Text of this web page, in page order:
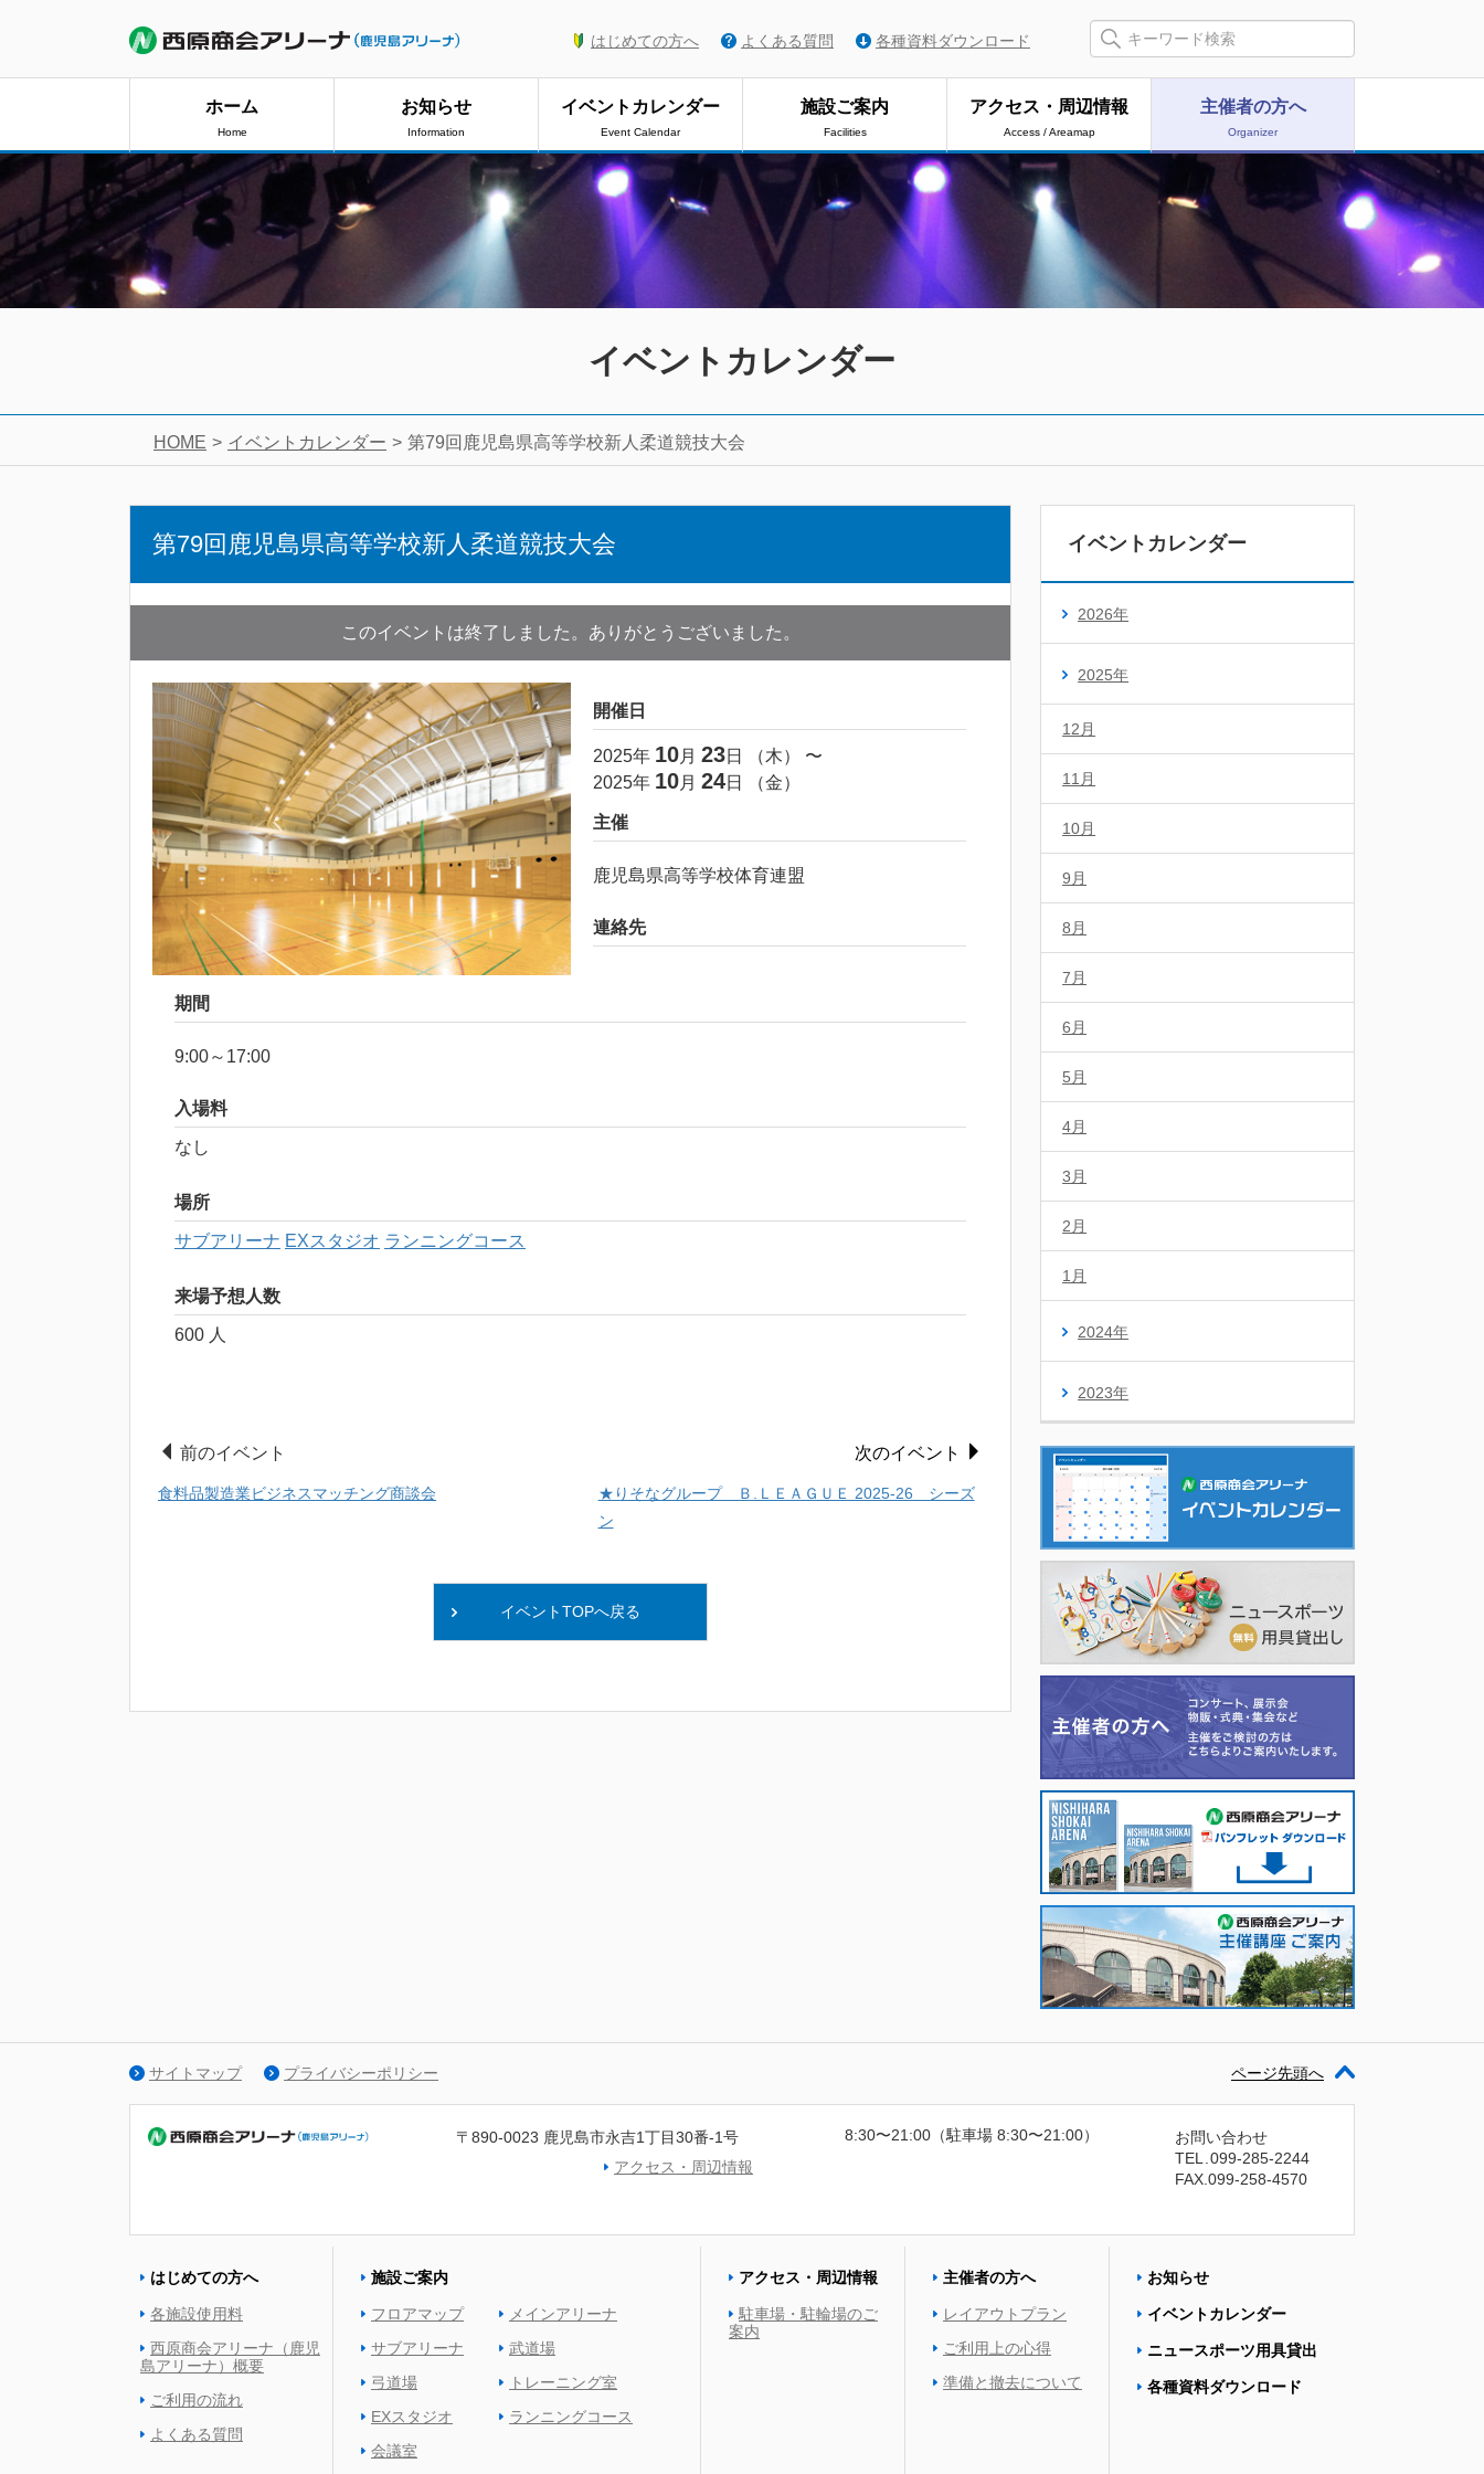
はじめての方へ よくある質問 各種資料ダウンロード
ホーム
Home
お知らせ
Information
イベントカレンダー
Event Calendar
施設ご案内
Facilities
アクセス・周辺情報
Access / Areamap
主催者の方へ
Organizer
イベントカレンダー
HOME イベントカレンダー 第79回鹿児島県高等学校新人柔道競技大会
第79回鹿児島県高等学校新人柔道競技大会
このイベントは終了しました。ありがとうございました。
開催日
2025年 10月 23日 （木） 〜
2025年 10月 24日 （金）
主催
鹿児島県高等学校体育連盟
連絡先
期間
9:00～17:00
入場料
なし
場所
サブアリーナ EXスタジオ ランニングコース
来場予想人数
600 人
前のイベント
食料品製造業ビジネスマッチング商談会
次のイベント
★りそなグループ Ｂ.ＬＥＡＧＵＥ 2025-26 シーズ
ン
イベントTOPへ戻る
イベントカレンダー
2026年
2025年
12月
11月
10月
9月
8月
7月
6月
5月
4月
3月
2月
1月
2024年
2023年
サイトマップ プライバシーポリシー ページ先頭へ
〒890-0023 鹿児島市永吉1丁目30番-1号
アクセス・周辺情報
8:30〜21:00（駐車場 8:30〜21:00）
お問い合わせ
TEL
099-285-2244
FAX.099-258-4570
はじめての方へ
各施設使用料
西原商会アリーナ（鹿児
島アリーナ）概要
ご利用の流れ
よくある質問
施設ご案内
フロアマップ
サブアリーナ
弓道場
EXスタジオ
会議室
メインアリーナ
武道場
トレーニング室
ランニングコース
アクセス・周辺情報
駐車場・駐輪場のご
案内
主催者の方へ
レイアウトプラン
ご利用上の心得
準備と撤去について
お知らせ
イベントカレンダー
ニュースポーツ用具貸出
各種資料ダウンロード